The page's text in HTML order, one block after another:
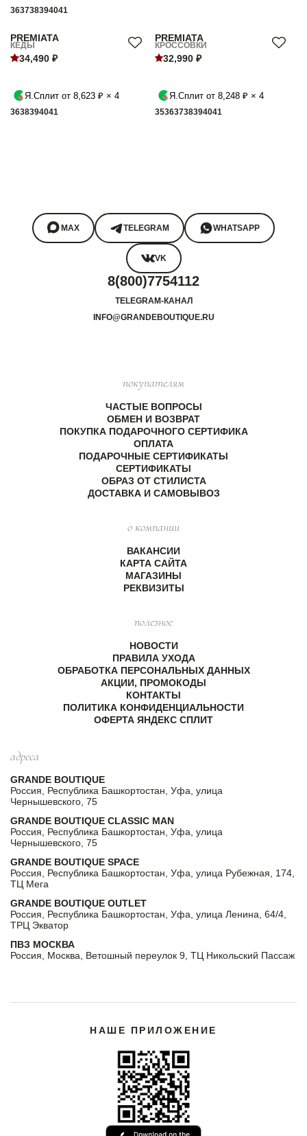
363738394041
PREMIATA
КЕДЫ
34,490 ₽
Я.Сплит от 8,623 ₽ × 4
3638394041
PREMIATA
КРОССОВКИ
32,990 ₽
Я.Сплит от 8,248 ₽ × 4
35363738394041
MAX TELEGRAM WHATSAPP
VK
8(800)7754112
TELEGRAM-КАНАЛ
INFO@GRANDEBOUTIQUE.RU
покупателям
ЧАСТЫЕ ВОПРОСЫ
ОБМЕН И ВОЗВРАТ
ПОКУПКА ПОДАРОЧНОГО СЕРТИФИКА
ОПЛАТА
ПОДАРОЧНЫЕ СЕРТИФИКАТЫ
СЕРТИФИКАТЫ
ОБРАЗ ОТ СТИЛИСТА
ДОСТАВКА И САМОВЫВОЗ
о компании
ВАКАНСИИ
КАРТА САЙТА
МАГАЗИНЫ
РЕКВИЗИТЫ
полезное
НОВОСТИ
ПРАВИЛА УХОДА
ОБРАБОТКА ПЕРСОНАЛЬНЫХ ДАННЫХ
АКЦИИ, ПРОМОКОДЫ
КОНТАКТЫ
ПОЛИТИКА КОНФИДЕНЦИАЛЬНОСТИ
ОФЕРТА ЯНДЕКС СПЛИТ
адреса
GRANDE BOUTIQUE
Россия, Республика Башкортостан, Уфа, улица
Чернышевского, 75
GRANDE BOUTIQUE CLASSIC MAN
Россия, Республика Башкортостан, Уфа, улица
Чернышевского, 75
GRANDE BOUTIQUE SPACE
Россия, Республика Башкортостан, Уфа, улица Рубежная, 174,
ТЦ Мега
GRANDE BOUTIQUE OUTLET
Россия, Республика Башкортостан, Уфа, улица Ленина, 64/4,
ТРЦ Экватор
ПВЗ МОСКВА
Россия, Москва, Ветошный переулок 9, ТЦ Никольский Пассаж
НАШЕ ПРИЛОЖЕНИЕ